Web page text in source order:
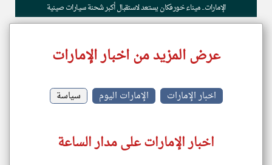
الإمارات.. ميناء خورفكان يستعد لاستقبال أكبر شحنة سيارات صينية
عرض المزيد من اخبار الإمارات
اخبار الإمارات الإمارات اليوم سياسة
اخبار الإمارات على مدار الساعة